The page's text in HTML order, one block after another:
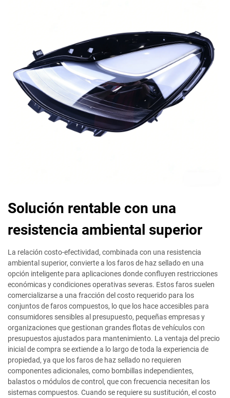
Solución rentable con una
resistencia ambiental superior
La relación costo-efectividad, combinada con una resistencia
ambiental superior, convierte a los faros de haz sellado en una
opción inteligente para aplicaciones donde confluyen restricciones
económicas y condiciones operativas severas. Estos faros suelen
comercializarse a una fracción del costo requerido para los
conjuntos de faros compuestos, lo que los hace accesibles para
consumidores sensibles al presupuesto, pequeñas empresas y
organizaciones que gestionan grandes flotas de vehículos con
presupuestos ajustados para mantenimiento. La ventaja del precio
inicial de compra se extiende a lo largo de toda la experiencia de
propiedad, ya que los faros de haz sellado no requieren
componentes adicionales, como bombillas independientes,
balastos o módulos de control, que con frecuencia necesitan los
sistemas compuestos. Cuando se requiere su sustitución, el costo